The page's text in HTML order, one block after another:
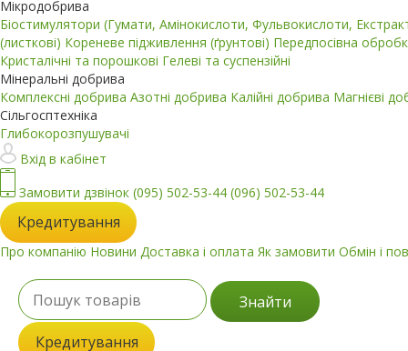
Мікродобрива
Біостимулятори (Гумати, Амінокислоти, Фульвокислоти,
(листкові) Кореневе підживлення (ґрунтові) Передпосівна
Кристалічні та порошкові Гелеві та суспензійні
Мінеральні добрива
Комплексні добрива Азотні добрива Калійні добрива Магнієві
Сільгосптехніка
Глибокорозпушувачі
Вхід в кабінет
Замовити дзвінок (095) 502-53-44 (096) 502-53-44
Кредитування
Про компанію Новини Доставка і оплата Як замовити Обмін і
Знайти
Кредитування